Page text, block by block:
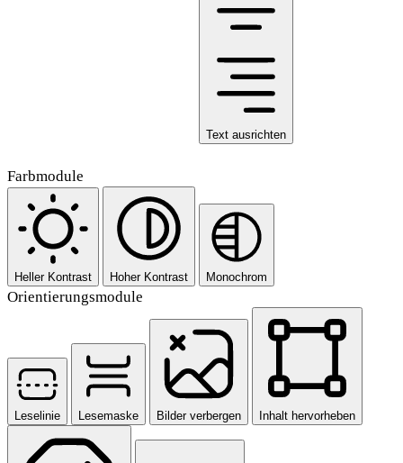
Text ausrichten
Farbmodule
Heller Kontrast Hoher Kontrast Monochrom
Orientierungsmodule
Leselinie Lesemaske Bilder verbergen Inhalt hervorheben